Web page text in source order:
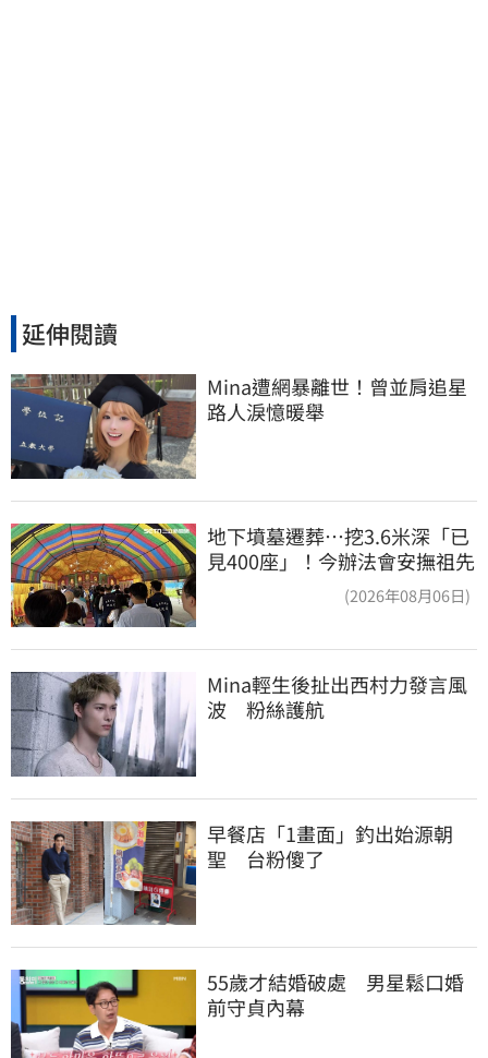
延伸閱讀
Mina遭網暴離世！曾並肩追星
路人淚憶暖舉
地下墳墓遷葬…挖3.6米深「已
見400座」！今辦法會安撫祖先
(2026年08月06日)
Mina輕生後扯出西村力發言風
波　粉絲護航
早餐店「1畫面」釣出始源朝
聖　台粉傻了
55歲才結婚破處　男星鬆口婚
前守貞內幕